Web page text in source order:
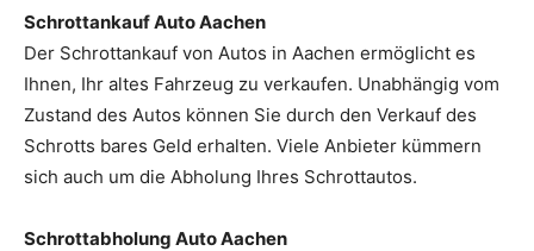
Schrottankauf Auto Aachen
Der Schrottankauf von Autos in Aachen ermöglicht es
Ihnen, Ihr altes Fahrzeug zu verkaufen. Unabhängig vom
Zustand des Autos können Sie durch den Verkauf des
Schrotts bares Geld erhalten. Viele Anbieter kümmern
sich auch um die Abholung Ihres Schrottautos.
Schrottabholung Auto Aachen